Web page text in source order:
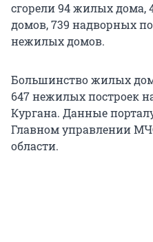
сгорели 94 жилых дома,
домов, 739 надворных
нежилых домов.
Большинство жилых
647 нежилых построек
Кургана. Данные
Главном управлении
области.